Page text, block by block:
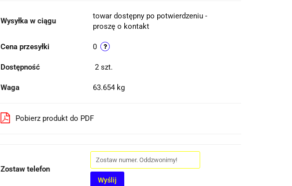
Wysyłka w ciągu
towar dostępny po potwierdzeniu -
proszę o kontakt
Cena przesyłki 0
Dostępność 2 szt.
Waga 63.654 kg
Pobierz produkt do PDF
Zostaw telefon
Wyślij